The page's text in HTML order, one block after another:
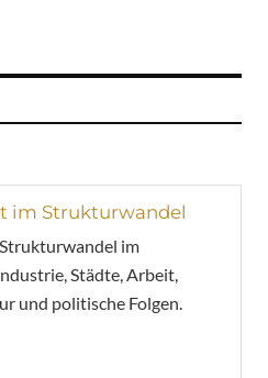
im Strukturwandel
im
Städte, Arbeit,
und politische Folgen.